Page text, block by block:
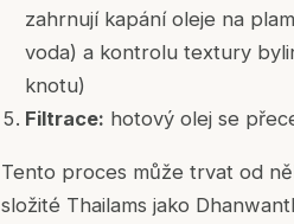
zahrnují kapání oleje na
voda) a kontrolu textury
knotu)
Filtrace: hotový olej se
Tento proces může trvat od
složité Thailams jako